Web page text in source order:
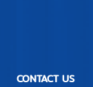
CONTACT US